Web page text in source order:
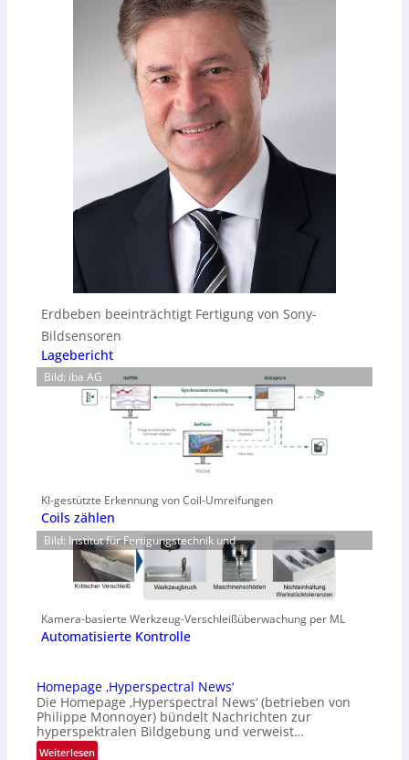
Erdbeben beeinträchtigt Fertigung von Sony-
Bildsensoren
Lagebericht
Bild: iba AG
KI-gestützte Erkennung von Coil-Umreifungen
Coils zählen
Bild: Institut für Fertigungstechnik und
Kamera-basierte Werkzeug-Verschleißüberwachung per ML
Automatisierte Kontrolle
Homepage ‚Hyperspectral News‘
Die Homepage ‚Hyperspectral News‘ (betrieben von
Philippe Monnoyer) bündelt Nachrichten zur
hyperspektralen Bildgebung und verweist…
Weiterlesen: